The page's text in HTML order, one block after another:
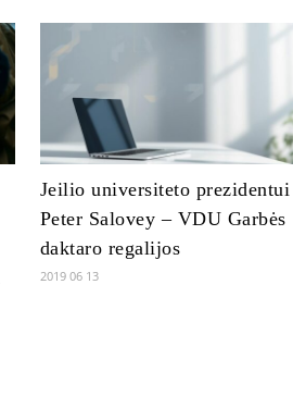
Jeilio universiteto prezidentui
Peter Salovey – VDU Garbės
daktaro regalijos
2019 06 13